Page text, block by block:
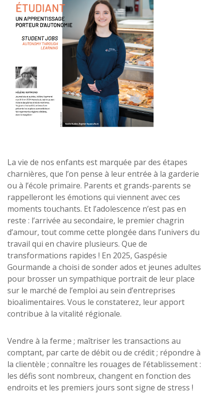
La vie de nos enfants est marquée par des étapes
charnières, que l’on pense à leur entrée à la garderie
ou à l’école primaire. Parents et grands-parents se
rappelleront les émotions qui viennent avec ces
moments touchants. Et l’adolescence n’est pas en
reste : l’arrivée au secondaire, le premier chagrin
d’amour, tout comme cette plongée dans l’univers du
travail qui en chavire plusieurs. Que de
transformations rapides ! En 2025, Gaspésie
Gourmande a choisi de sonder ados et jeunes adultes
pour brosser un sympathique portrait de leur place
sur le marché de l’emploi au sein d’entreprises
bioalimentaires. Vous le constaterez, leur apport
contribue à la vitalité régionale.
Vendre à la ferme ; maîtriser les transactions au
comptant, par carte de débit ou de crédit ; répondre à
la clientèle ; connaître les rouages de l’établissement :
les défis sont nombreux, changent en fonction des
endroits et les premiers jours sont signe de stress !